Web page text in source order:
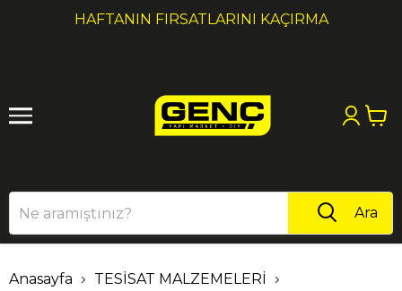
HAFTANIN FIRSATLARINI KAÇIRMA
1 2
Ara
Anasayfa
TESİSAT MALZEMELERİ